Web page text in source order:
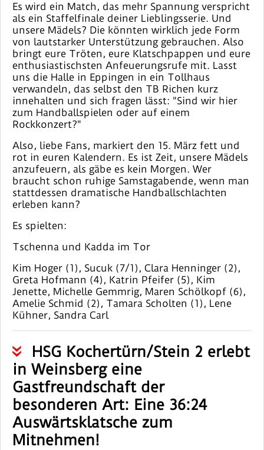
Es wird ein Match, das mehr Spannung verspricht
als ein Staffelfinale deiner Lieblingsserie. Und
unsere Mädels? Die könnten wirklich jede Form
von lautstarker Unterstützung gebrauchen. Also
bringt eure Tröten, eure Klatschpappen und eure
enthusiastischsten Anfeuerungsrufe mit. Lasst
uns die Halle in Eppingen in ein Tollhaus
verwandeln, das selbst den TB Richen kurz
innehalten und sich fragen lässt: "Sind wir hier
zum Handballspielen oder auf einem
Rockkonzert?"
Also, liebe Fans, markiert den 15. März fett und
rot in euren Kalendern. Es ist Zeit, unsere Mädels
anzufeuern, als gäbe es kein Morgen. Wer
braucht schon ruhige Samstagabende, wenn man
stattdessen dramatische Handballschlachten
erleben kann?
Es spielten:
Tschenna und Kadda im Tor
Kim Hoger (1), Sucuk (7/1), Clara Henninger (2),
Greta Hofmann (4), Katrin Pfeifer (5), Kim
Jenette, Michelle Gemmrig, Maren Schölkopf (6),
Amelie Schmid (2), Tamara Scholten (1), Lene
Kühner, Sandra Carl
HSG Kochertürn/Stein 2 erlebt
in Weinsberg eine
Gastfreundschaft der
besonderen Art: Eine 36:24
Auswärtsklatsche zum
Mitnehmen!